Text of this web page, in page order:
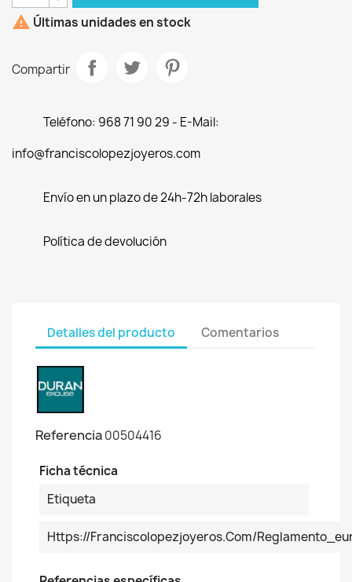
 Últimas unidades en stock
Compartir
Teléfono: 968 71 90 29 - E-Mail:
info@franciscolopezjoyeros.com
Envío en un plazo de 24h-72h laborales
Política de devolución
Detalles del producto Comentarios
Referencia00504416
Ficha técnica
Etiqueta
Https://franciscolopezjoyeros.com/